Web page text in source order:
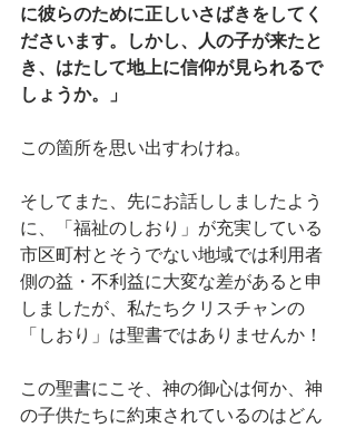
に彼らのために正しいさばきをしてく
ださいます。しかし、人の子が来たと
き、はたして地上に信仰が見られるで
しょうか。」
この箇所を思い出すわけね。
そしてまた、先にお話ししましたよう
に、「福祉のしおり」が充実している
市区町村とそうでない地域では利用者
側の益・不利益に大変な差があると申
しましたが、私たちクリスチャンの
「しおり」は聖書ではありませんか！
この聖書にこそ、神の御心は何か、神
の子供たちに約束されているのはどん